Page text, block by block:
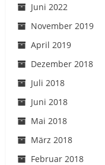
Juni 2022
November 2019
April 2019
Dezember 2018
Juli 2018
Juni 2018
Mai 2018
März 2018
Februar 2018